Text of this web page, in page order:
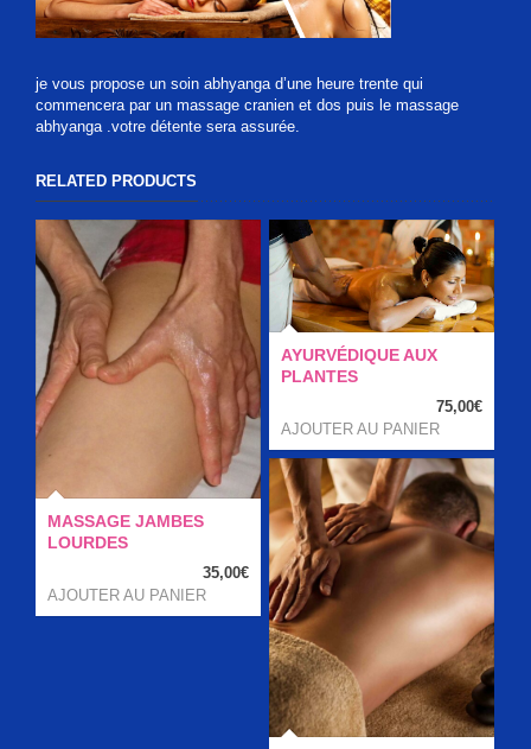
je vous propose un soin abhyanga d’une heure trente qui
commencera par un massage cranien et dos puis le massage
abhyanga .votre détente sera assurée.
RELATED PRODUCTS
MASSAGE JAMBES
LOURDES
35,00€
AJOUTER AU PANIER
AYURVÉDIQUE AUX
PLANTES
75,00€
AJOUTER AU PANIER